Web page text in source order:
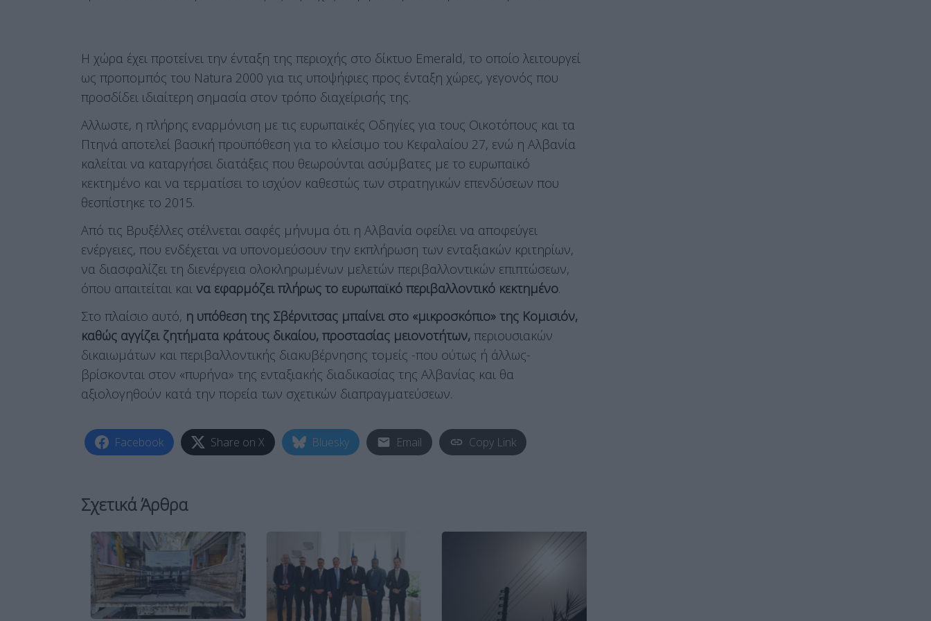
Η χώρα έχει προτείνει την ένταξη της περιοχής στο δίκτυο Emerald, το οποίο λειτουργεί
ως προπομπός του Natura 2000 για τις υποψήφιες προς ένταξη χώρες, γεγονός που
προσδίδει ιδιαίτερη σημασία στον τρόπο διαχείρισής της.
Αλλωστε, η πλήρης εναρμόνιση με τις ευρωπαϊκές Οδηγίες για τους Οικοτόπους και τα
Πτηνά αποτελεί βασική προϋπόθεση για το κλείσιμο του Κεφαλαίου 27, ενώ η Αλβανία
καλείται να καταργήσει διατάξεις που θεωρούνται ασύμβατες με το ευρωπαϊκό
κεκτημένο και να τερματίσει το ισχύον καθεστώς των στρατηγικών επενδύσεων που
θεσπίστηκε το 2015.
Από τις Βρυξέλλες στέλνεται σαφές μήνυμα ότι η Αλβανία οφείλει να αποφεύγει
ενέργειες, που ενδέχεται να υπονομεύσουν την εκπλήρωση των ενταξιακών κριτηρίων,
να διασφαλίζει τη διενέργεια ολοκληρωμένων μελετών περιβαλλοντικών επιπτώσεων,
όπου απαιτείται και να εφαρμόζει πλήρως το ευρωπαϊκό περιβαλλοντικό κεκτημένο.
Στο πλαίσιο αυτό, η υπόθεση της Σβέρνιτσας μπαίνει στο «μικροσκόπιο» της Κομισιόν,
καθώς αγγίζει ζητήματα κράτους δικαίου, προστασίας μειονοτήτων, περιουσιακών
δικαιωμάτων και περιβαλλοντικής διακυβέρνησης τομείς -που ούτως ή άλλως-
βρίσκονται στον «πυρήνα» της ενταξιακής διαδικασίας της Αλβανίας και θα
αξιολογηθούν κατά την πορεία των σχετικών διαπραγματεύσεων.
Facebook Share on X Bluesky Email Copy Link
Σχετικά Άρθρα